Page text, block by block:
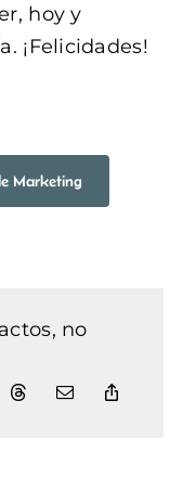
hoy y
¡Felicidades!
Marketing
no